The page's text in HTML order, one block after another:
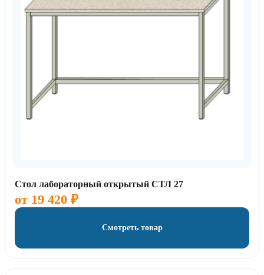
Стол лабораторный открытый СТЛ 27
от 19 420 ₽
Смотреть товар